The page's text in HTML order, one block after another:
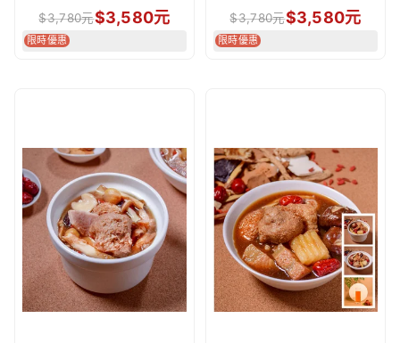
$3,780元$3,580元
限時優惠
$3,780元$3,580元
限時優惠